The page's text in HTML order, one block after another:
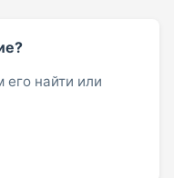
найти или